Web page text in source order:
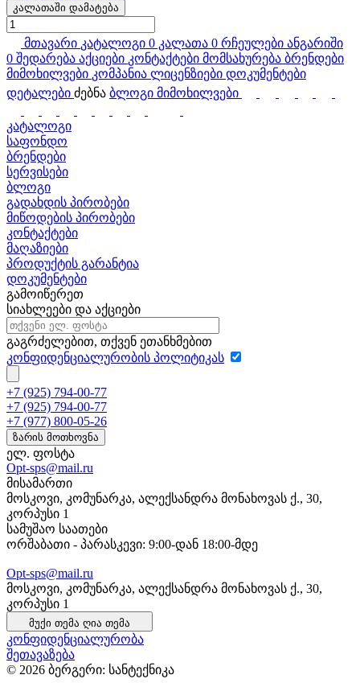
კალათაში დამატება
მთავარი კატალოგი 0 კალათა 0 რჩეულები ანგარიში
0 შედარება აქციები კონტაქტები მომსახურება ბრენდები
მიმოხილვები კომპანია ლიცენზიები დოკუმენტები
დეტალები ძებნა ბლოგი მიმოხილვები
კატალოგი
საფონდო
ბრენდები
სერვისები
ბლოგი
გადახდის პირობები
მიწოდების პირობები
კონტაქტები
მაღაზიები
პროდუქტის გარანტია
დოკუმენტები
გამოიწერეთ
სიახლეები და აქციები
გაგრძელებით, თქვენ ეთანხმებით
კონფიდენციალურობის პოლიტიკას
+7 (925) 794-00-77
+7 (925) 794-00-77
+7 (977) 800-05-26
ზარის მოთხოვნა
ელ. ფოსტა
Opt-sps@mail.ru
მისამართი
მოსკოვი, კომუნარკა, ალექსანდრა მონახოვას ქ., 30,
კორპუსი 1
სამუშაო საათები
ორშაბათი - პარასკევი: 9:00-დან 18:00-მდე
Opt-sps@mail.ru
მოსკოვი, კომუნარკა, ალექსანდრა მონახოვას ქ., 30,
კორპუსი 1
მუქი თემა ღია თემა
კონფიდენციალურობა
შეთავაზება
© 2026 ბერგერი: სანტექნიკა